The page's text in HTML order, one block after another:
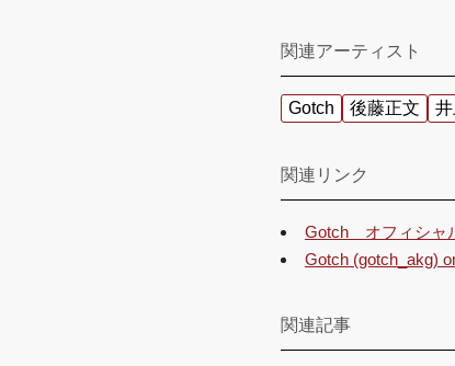
関連アーティスト
Gotch 後藤正文
関連リンク
Gotch オフィシャ
Gotch (gotch_akg)
関連記事